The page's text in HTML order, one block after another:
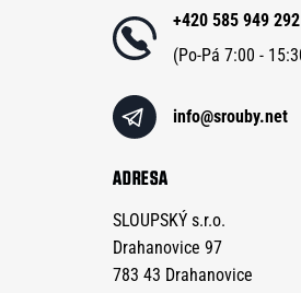
info@srouby.net
+420 585 949 292
ADRESA
SLOUPSKÝ s.r.o.
Drahanovice 97
783 43 Drahanovice